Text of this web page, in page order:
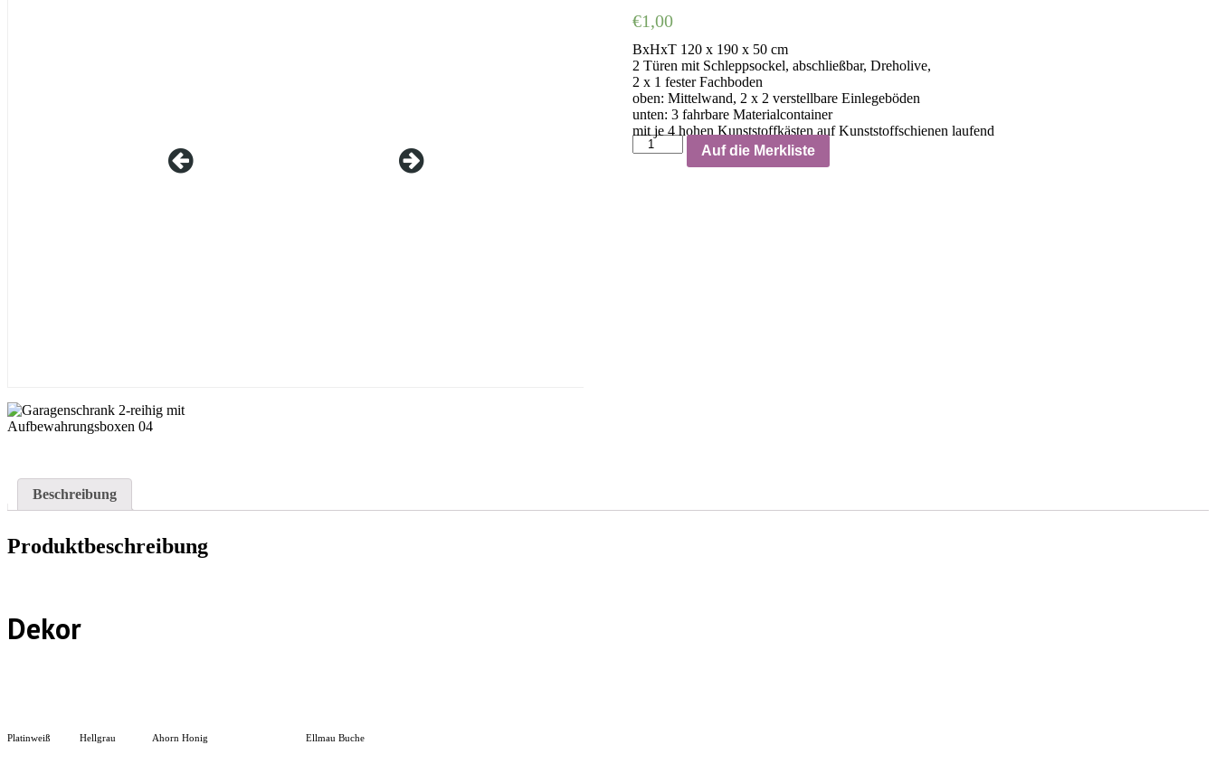
€1,00
BxHxT 120 x 190 x 50 cm
2 Türen mit Schleppsockel, abschließbar, Dreholive,
2 x 1 fester Fachboden
oben: Mittelwand, 2 x 2 verstellbare Einlegeböden
unten: 3 fahrbare Materialcontainer
mit je 4 hohen Kunststoffkästen auf Kunststoffschienen laufend
Auf die Merkliste
Beschreibung
Produktbeschreibung
Dekor
Platinweiß Hellgrau Ahorn Honig Ellmau Buche